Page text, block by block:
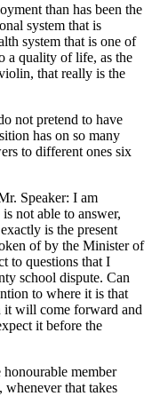
than has been the
system that is
system that is one of
a quality of life, as the
that really is the
not pretend to have
has on so many
to different ones six
Speaker: I am
not able to answer,
is the present
of by the Minister of
to questions that I
school dispute. Can
to where it is that
it will come forward and
it before the
member
that takes